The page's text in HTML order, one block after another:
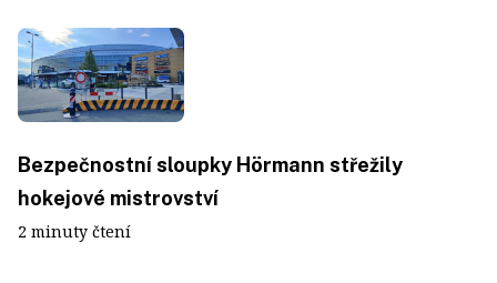
Bezpečnostní sloupky Hörmann střežily
hokejové mistrovství
2 minuty čtení